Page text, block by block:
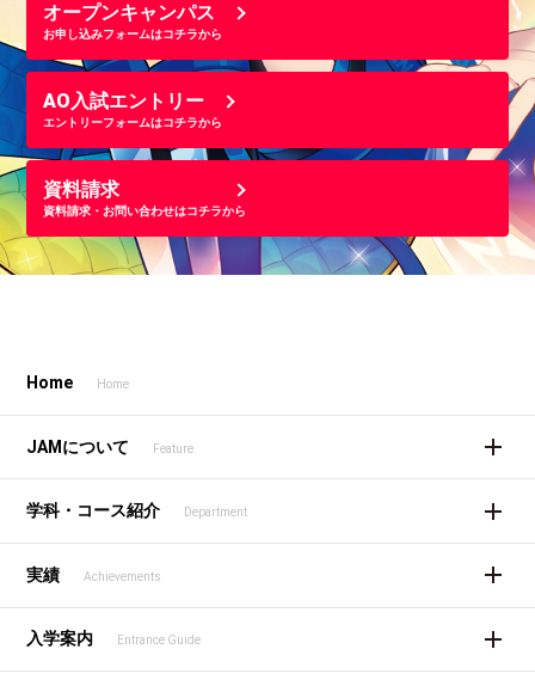
オープンキャンパス
お申し込みフォームはコチラから
AO入試エントリー
エントリーフォームはコチラから
資料請求
資料請求・お問い合わせはコチラから
Home Home
JAMについて Feature
学科・コース紹介 Department
実績 Achievements
入学案内 Entrance Guide